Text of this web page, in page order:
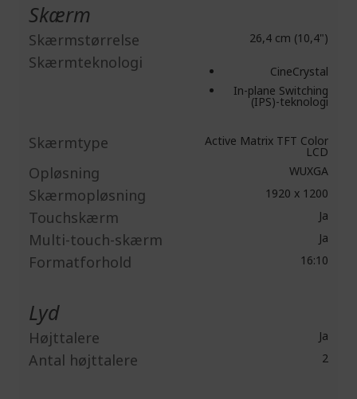
Skærm
Skærmstørrelse 26,4 cm (10,4")
Skærmteknologi
CineCrystal
In-plane Switching
(IPS)-teknologi
Skærmtype Active Matrix TFT Color
LCD
Opløsning WUXGA
Skærmopløsning 1920 x 1200
Touchskærm Ja
Multi-touch-skærm Ja
Formatforhold 16:10
Lyd
Højttalere Ja
Antal højttalere 2